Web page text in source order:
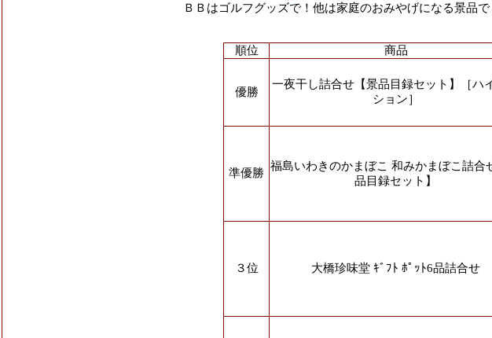
ＢＢはゴルフグッズで！他は家庭のおみやげになる景品で
順位 商品
優勝
一夜干し詰合せ【景品目録セット】［ハ
ション］
準優勝
福島いわきのかまぼこ 和みかまぼこ詰合
品目録セット】
３位 大橋珍味堂 ｷﾞﾌﾄ ﾎﾟｯﾄ6品詰合せ